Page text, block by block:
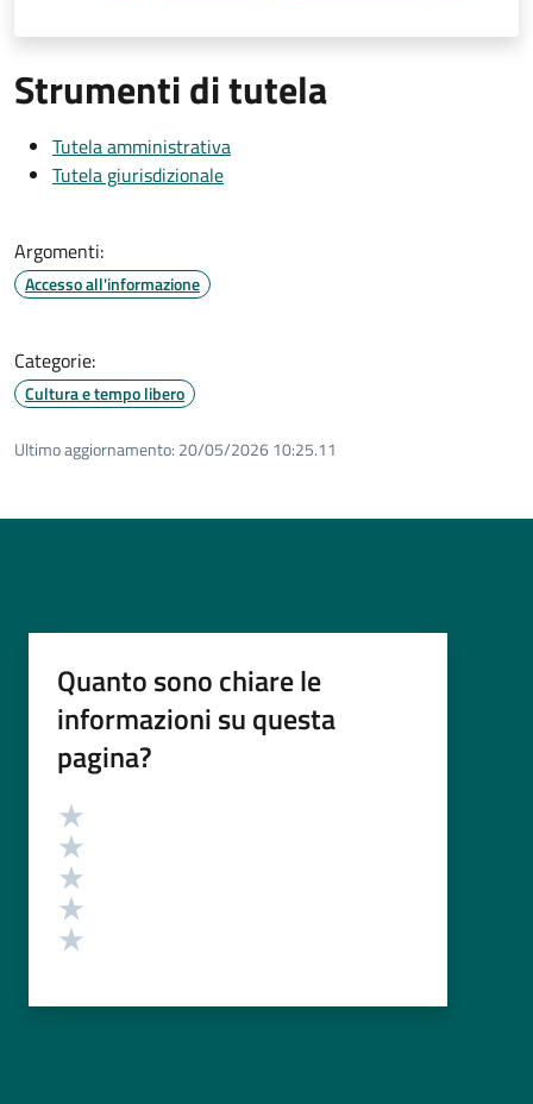
Strumenti di tutela
Tutela amministrativa
Tutela giurisdizionale
Argomenti:
Accesso all'informazione
Categorie:
Cultura e tempo libero
Ultimo aggiornamento: 20/05/2026 10:25.11
Quanto sono chiare le
informazioni su questa
pagina?
Valutazione